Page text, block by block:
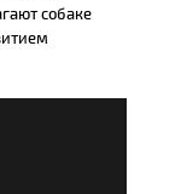
собаке